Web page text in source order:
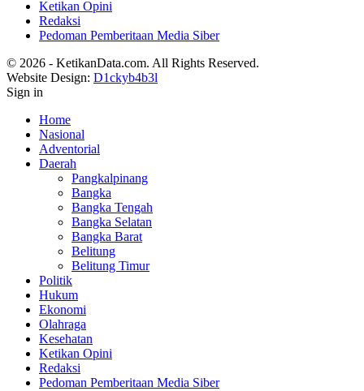
Ketikan Opini
Redaksi
Pedoman Pemberitaan Media Siber
© 2026 - KetikanData.com. All Rights Reserved.
Website Design: D1ckyb4b3l
Sign in
Home
Nasional
Adventorial
Daerah
Pangkalpinang
Bangka
Bangka Tengah
Bangka Selatan
Bangka Barat
Belitung
Belitung Timur
Politik
Hukum
Ekonomi
Olahraga
Kesehatan
Ketikan Opini
Redaksi
Pedoman Pemberitaan Media Siber